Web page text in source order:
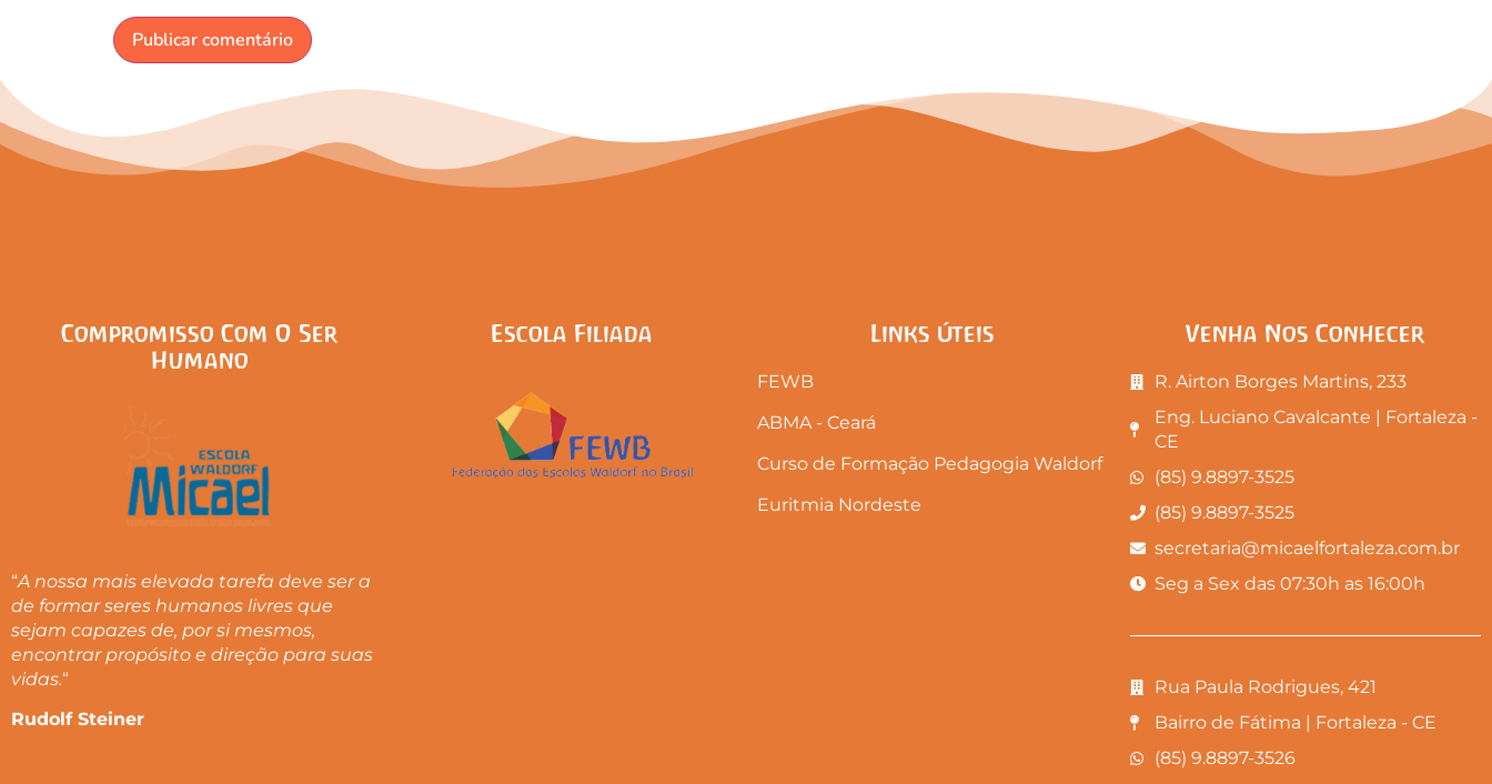
Compromisso Com O Ser
Humano
“A nossa mais elevada tarefa deve ser a
de formar seres humanos livres que
sejam capazes de, por si mesmos,
encontrar propósito e direção para suas
vidas.“
Rudolf Steiner
Escola Filiada Links Úteis
FEWB
ABMA - Ceará
Curso de Formação Pedagogia Waldorf
Euritmia Nordeste
Venha Nos Conhecer
R. Airton Borges Martins, 233
Eng. Luciano Cavalcante | Fortaleza -
CE
(85) 9.8897-3525
(85) 9.8897-3525
secretaria@micaelfortaleza.com.br
Seg a Sex das 07:30h as 16:00h
Rua Paula Rodrigues, 421
Bairro de Fátima | Fortaleza - CE
(85) 9.8897-3526